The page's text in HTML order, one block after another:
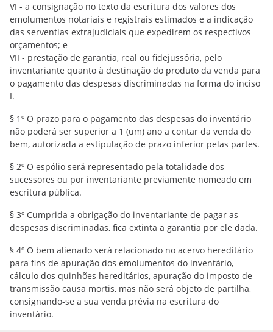
VI - a consignação no texto da escritura dos valores dos
emolumentos notariais e registrais estimados e a indicação
das serventias extrajudiciais que expedirem os respectivos
orçamentos; e
VII - prestação de garantia, real ou fidejussória, pelo
inventariante quanto à destinação do produto da venda para
o pagamento das despesas discriminadas na forma do inciso
I.
§ 1º O prazo para o pagamento das despesas do inventário
não poderá ser superior a 1 (um) ano a contar da venda do
bem, autorizada a estipulação de prazo inferior pelas partes.
§ 2º O espólio será representado pela totalidade dos
sucessores ou por inventariante previamente nomeado em
escritura pública.
§ 3º Cumprida a obrigação do inventariante de pagar as
despesas discriminadas, fica extinta a garantia por ele dada.
§ 4º O bem alienado será relacionado no acervo hereditário
para fins de apuração dos emolumentos do inventário,
cálculo dos quinhões hereditários, apuração do imposto de
transmissão causa mortis, mas não será objeto de partilha,
consignando-se a sua venda prévia na escritura do
inventário.